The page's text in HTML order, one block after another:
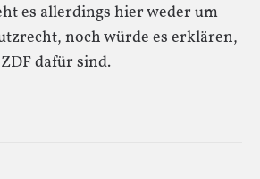
es allerdings hier weder um
noch würde es erklären,
dafür sind.